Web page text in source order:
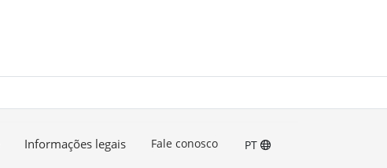
Informações legais Fale conosco PT